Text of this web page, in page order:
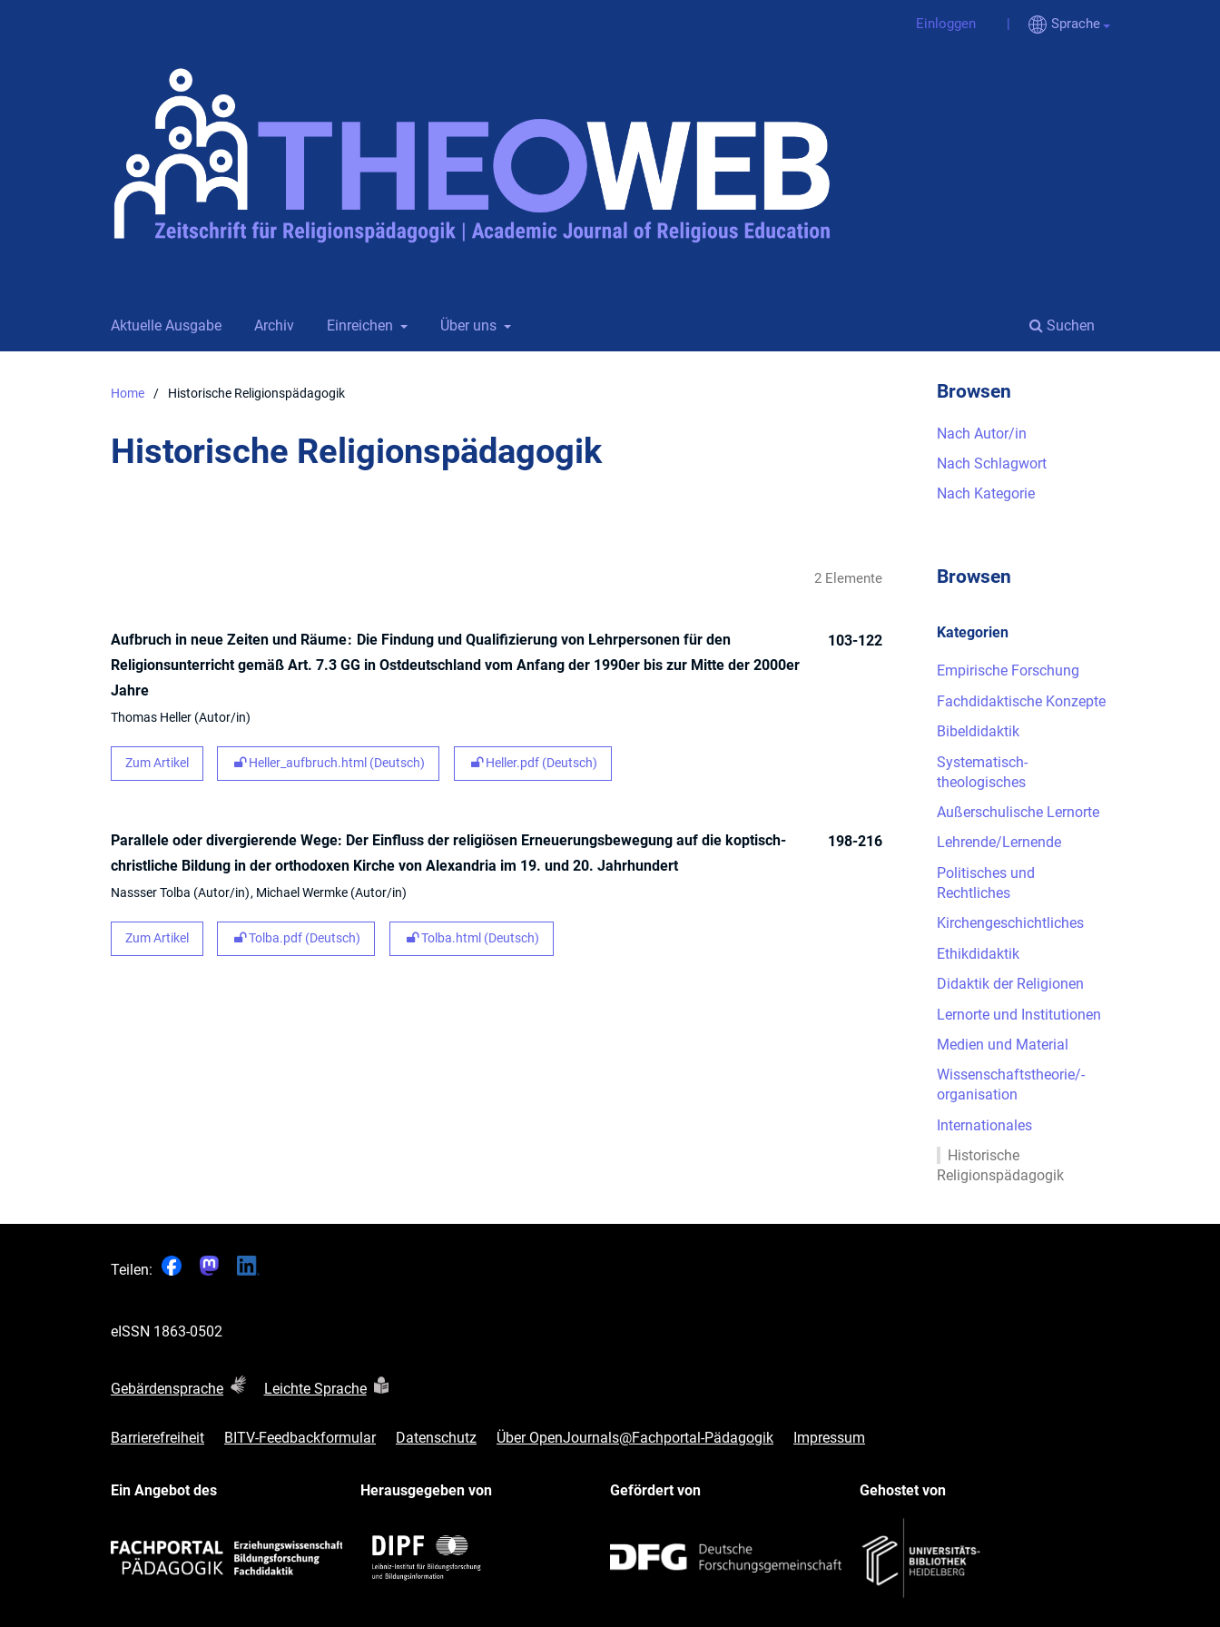
Aktuelle Ausgabe Archiv Einreichen Über uns Suchen
Einloggen Sprache
Home / Historische Religionspädagogik
Historische Religionspädagogik
2 Elemente
Aufbruch in neue Zeiten und Räume Die Findung und Qualifizierung von Lehrpersonen für den
Religionsunterricht gemäß Art. 7.3 GG in Ostdeutschland vom Anfang der 1990er bis zur Mitte der 2000er
Jahre
Thomas Heller Autor/in
Zum Artikel Heller_aufbruch.html (Deutsch) Heller.pdf (Deutsch)
103-122
Parallele oder divergierende Wege: Der Einfluss der religiösen Erneuerungsbewegung auf die koptisch-
christliche Bildung in der orthodoxen Kirche von Alexandria im 19. und 20. Jahrhundert
Nassser Tolba Autor/in Michael Wermke Autor/in
Zum Artikel Tolba.pdf (Deutsch) Tolba.html (Deutsch)
198-216
Browsen
Nach Autor/in
Nach Schlagwort
Nach Kategorie
Browsen
Kategorien
Empirische Forschung
Fachdidaktische Konzepte
Bibeldidaktik
Systematisch-
theologisches
Außerschulische Lernorte
Lehrende/Lernende
Politisches und
Rechtliches
Kirchengeschichtliches
Ethikdidaktik
Didaktik der Religionen
Lernorte und Institutionen
Medien und Material
Wissenschaftstheorie/-
organisation
Internationales
Historische
Religionspädagogik
Teilen:
eISSN 1863-0502
Gebärdensprache Leichte Sprache
Barrierefreiheit BITV-Feedbackformular Datenschutz Über OpenJournals@Fachportal-Pädagogik Impressum
Ein Angebot des Herausgegeben von Gefördert von Gehostet von